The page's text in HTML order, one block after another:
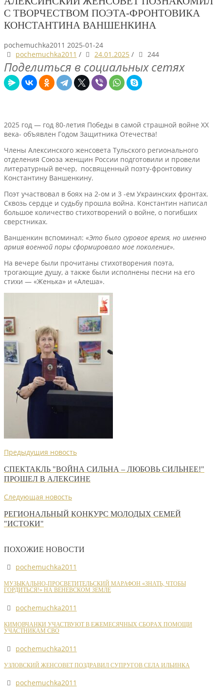
С ТВОРЧЕСТВОМ ПОЭТА-ФРОНТОВИКА
КОНСТАНТИНА ВАНШЕНКИНА
pochemuchka2011 2025-01-24
pochemuchka2011 / 24.01.2025 / 244
Поделиться в социальных сетях
2025 год — год 80-летия Победы в самой страшной войне XX
века- объявлен Годом Защитника Отечества!
Члены Алексинского женсовета Тульского регионального
отделения Союза женщин России подготовили и провели
литературный вечер, посвященный поэту-фронтовику
Константину Ваншенкину.
Поэт участвовал в боях на 2-ом и 3 -ем Украинских фронтах.
Сквозь сердце и судьбу прошла война. Константин написал
большое количество стихотворений о войне, о погибших
сверстниках.
Ваншенкин вспоминал: «Это было суровое время, но именно
армия военной поры сформировало мое поколение».
На вечере были прочитаны стихотворения поэта,
трогающие душу, а также были исполнены песни на его
стихи — «Женька» и «Алеша».
Предыдущия новость
СПЕКТАКЛЬ "ВОЙНА СИЛЬНА – ЛЮБОВЬ СИЛЬНЕЕ!"
ПРОШЕЛ В АЛЕКСИНЕ
Следующая новость
РЕГИОНАЛЬНЫЙ КОНКУРС МОЛОДЫХ СЕМЕЙ
"ИСТОКИ"
ПОХОЖИЕ НОВОСТИ
pochemuchka2011
МУЗЫКАЛЬНО-ПРОСВЕТИТЕЛЬСКИЙ МАРАФОН «ЗНАТЬ, ЧТОБЫ
ГОРДИТЬСЯ!» НА ВЕНЕВСКОМ ЗЕМЛЕ
pochemuchka2011
КИМОВЧАНКИ УЧАСТВУЮТ В ЕЖЕМЕСЯЧНЫХ СБОРАХ ПОМОЩИ
УЧАСТНИКАМ СВО
pochemuchka2011
УЗЛОВСКИЙ ЖЕНСОВЕТ ПОЗДРАВИЛ СУПРУГОВ СЕЛА ИЛЬИНКА
pochemuchka2011